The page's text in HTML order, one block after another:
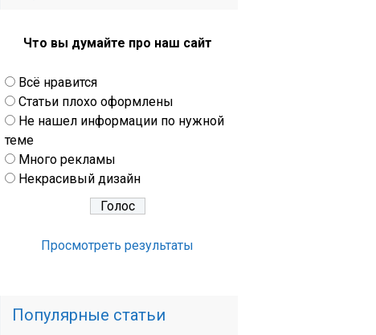
Что вы думайте про наш сайт
Всё нравится
Статьи плохо оформлены
Не нашел информации по нужной
теме
Много рекламы
Некрасивый дизайн
Просмотреть результаты
Популярные статьи